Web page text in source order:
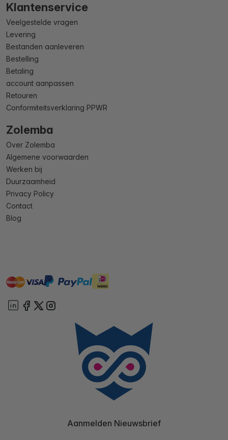
Klantenservice
Veelgestelde vragen
Levering
Bestanden aanleveren
Bestelling
Betaling
account aanpassen
Retouren
Conformiteitsverklaring PPWR
Zolemba
Over Zolemba
Algemene voorwaarden
Werken bij
Duurzaamheid
Privacy Policy
Contact
Blog
mastervisa paypal ideal
Aanmelden Nieuwsbrief